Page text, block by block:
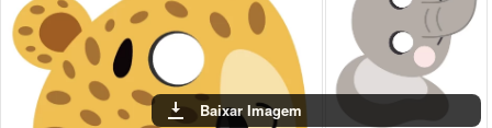
Baixar Imagem